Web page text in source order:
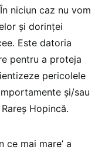
niciun caz nu vom
şi dorinţei
Este datoria
pentru a proteja
pericolele
şi/sau
Hopincă.
ce mai mare’ a